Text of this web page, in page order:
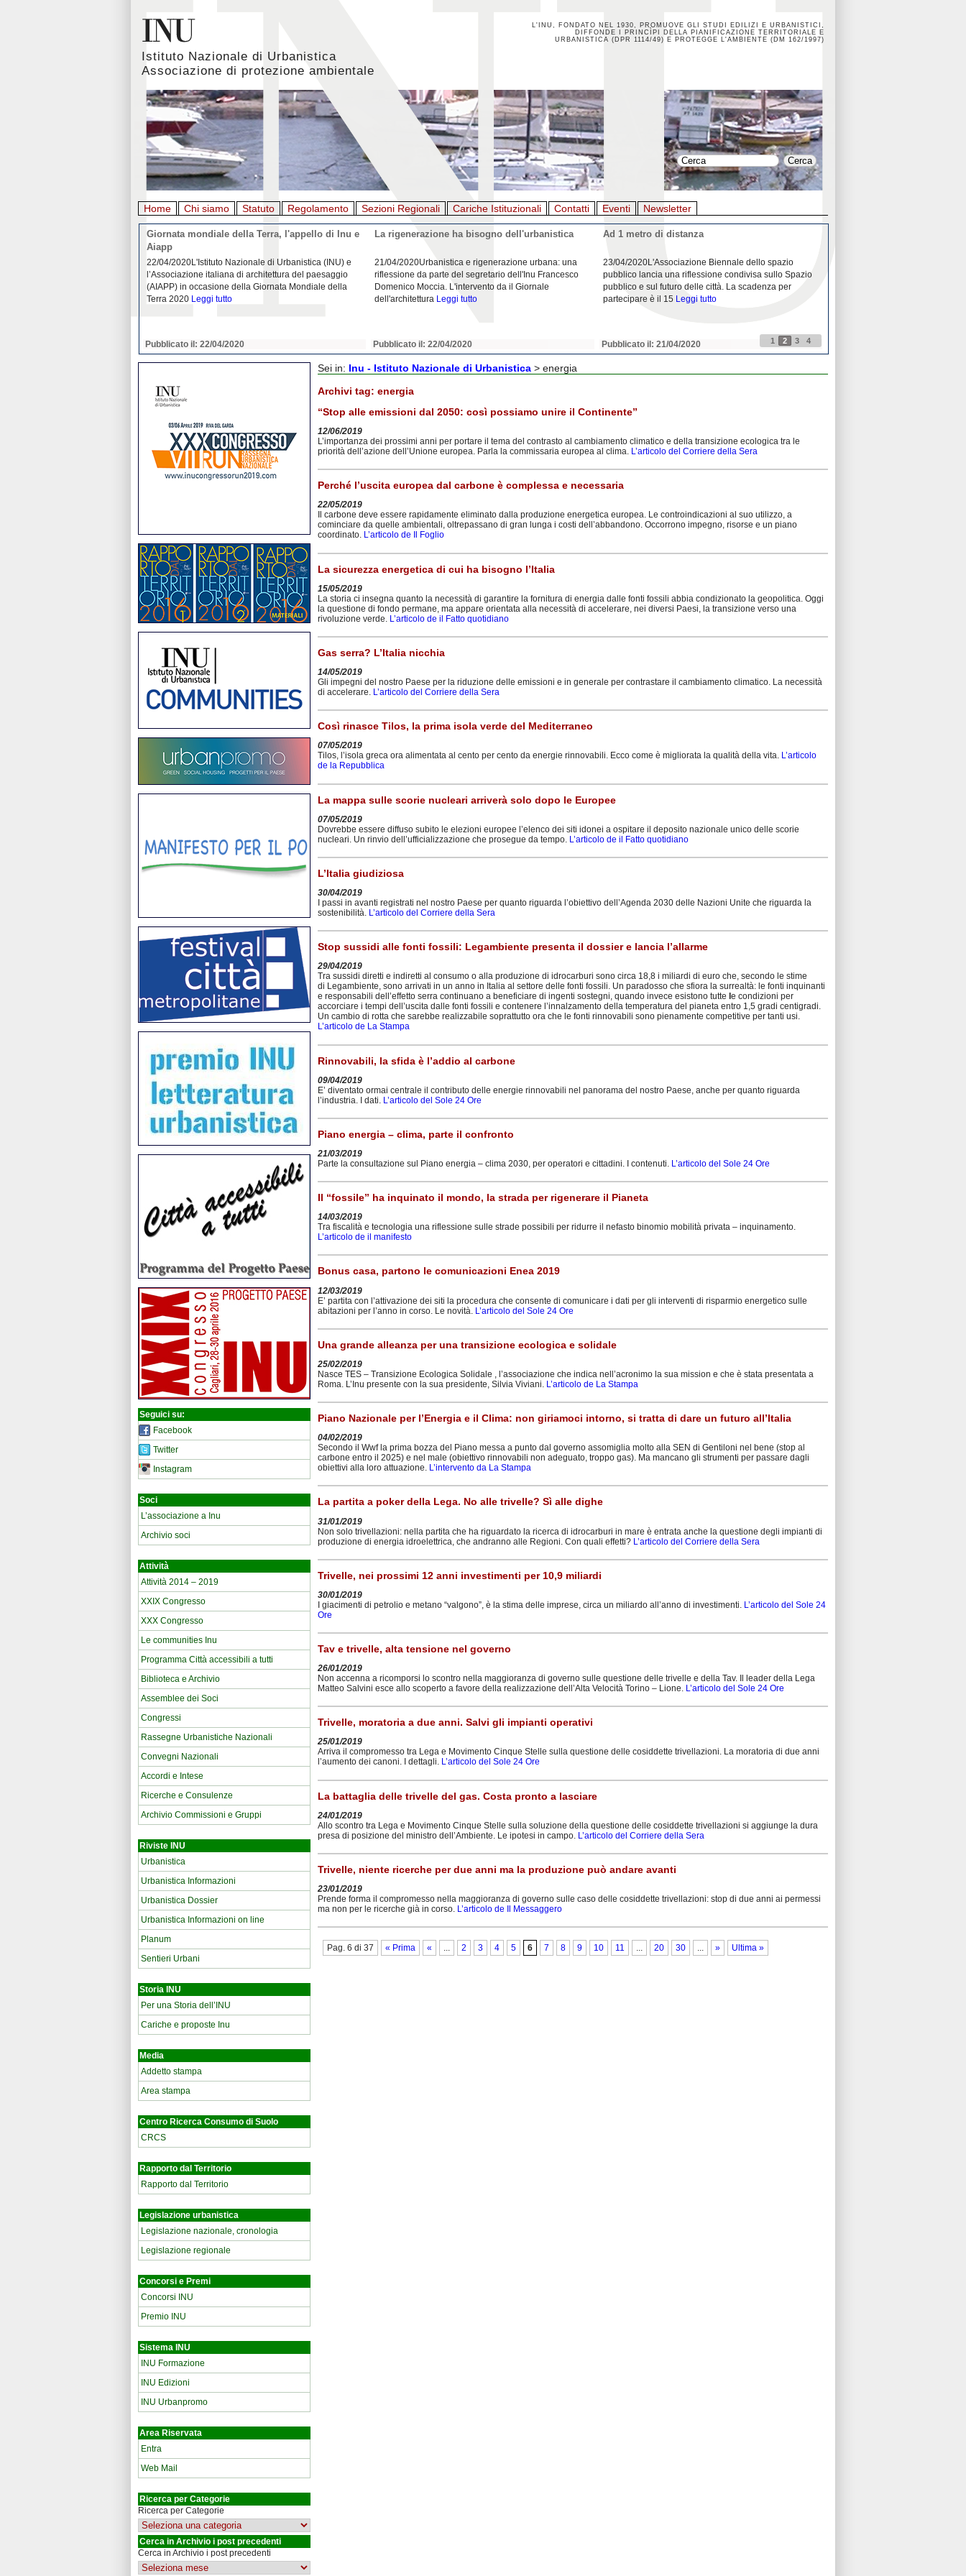
Istituto Nazionale di Urbanistica
Associazione di protezione ambientale
L'INU, FONDATO NEL 1930, PROMUOVE GLI STUDI EDILIZI E URBANISTICI,
DIFFONDE I PRINCÌPI DELLA PIANIFICAZIONE TERRITORIALE E
URBANISTICA (DPR 1114/49) E PROTEGGE L'AMBIENTE (DM 162/1997)
Home Chi siamo Statuto Regolamento Sezioni Regionali Cariche Istituzionali Contatti Eventi Newsletter
Giornata mondiale della Terra, l'appello di Inu e
Aiapp
22/04/2020L'Istituto Nazionale di Urbanistica (INU) e
l’Associazione italiana di architettura del paesaggio
(AIAPP) in occasione della Giornata Mondiale della
Terra 2020 Leggi tutto
Pubblicato il: 22/04/2020
La rigenerazione ha bisogno dell'urbanistica
21/04/2020Urbanistica e rigenerazione urbana: una
riflessione da parte del segretario dell'Inu Francesco
Domenico Moccia. L'intervento da il Giornale
dell'architettura Leggi tutto
Pubblicato il: 22/04/2020
Ad 1 metro di distanza
23/04/2020L'Associazione Biennale dello spazio
pubblico lancia una riflessione condivisa sullo Spazio
pubblico e sul futuro delle città. La scadenza per
partecipare è il 15 Leggi tutto
Pubblicato il: 21/04/2020 1 2 3 4
Seguici su:
Facebook
Twitter
Instagram
Soci
L’associazione a Inu
Archivio soci
Attività
Attività 2014 – 2019
XXIX Congresso
XXX Congresso
Le communities Inu
Programma Città accessibili a tutti
Biblioteca e Archivio
Assemblee dei Soci
Congressi
Rassegne Urbanistiche Nazionali
Convegni Nazionali
Accordi e Intese
Ricerche e Consulenze
Archivio Commissioni e Gruppi
Riviste INU
Urbanistica
Urbanistica Informazioni
Urbanistica Dossier
Urbanistica Informazioni on line
Planum
Sentieri Urbani
Storia INU
Per una Storia dell’INU
Cariche e proposte Inu
Media
Addetto stampa
Area stampa
Centro Ricerca Consumo di Suolo
CRCS
Rapporto dal Territorio
Rapporto dal Territorio
Legislazione urbanistica
Legislazione nazionale, cronologia
Legislazione regionale
Concorsi e Premi
Concorsi INU
Premio INU
Sistema INU
INU Formazione
INU Edizioni
INU Urbanpromo
Area Riservata
Entra
Web Mail
Ricerca per Categorie
Ricerca per Categorie
Cerca in Archivio i post precedenti
Cerca in Archivio i post precedenti
Sei in: Inu - Istituto Nazionale di Urbanistica > energia
Archivi tag: energia
“Stop alle emissioni dal 2050: così possiamo unire il Continente”
12/06/2019
L’importanza dei prossimi anni per portare il tema del contrasto al cambiamento climatico e della transizione ecologica tra le
priorità dell’azione dell’Unione europea. Parla la commissaria europea al clima. L’articolo del Corriere della Sera
Perché l’uscita europea dal carbone è complessa e necessaria
22/05/2019
Il carbone deve essere rapidamente eliminato dalla produzione energetica europea. Le controindicazioni al suo utilizzo, a
cominciare da quelle ambientali, oltrepassano di gran lunga i costi dell’abbandono. Occorrono impegno, risorse e un piano
coordinato. L’articolo de Il Foglio
La sicurezza energetica di cui ha bisogno l’Italia
15/05/2019
La storia ci insegna quanto la necessità di garantire la fornitura di energia dalle fonti fossili abbia condizionato la geopolitica. Oggi
la questione di fondo permane, ma appare orientata alla necessità di accelerare, nei diversi Paesi, la transizione verso una
rivoluzione verde. L’articolo de il Fatto quotidiano
Gas serra? L’Italia nicchia
14/05/2019
Gli impegni del nostro Paese per la riduzione delle emissioni e in generale per contrastare il cambiamento climatico. La necessità
di accelerare. L’articolo del Corriere della Sera
Così rinasce Tilos, la prima isola verde del Mediterraneo
07/05/2019
Tilos, l’isola greca ora alimentata al cento per cento da energie rinnovabili. Ecco come è migliorata la qualità della vita. L’articolo
de la Repubblica
La mappa sulle scorie nucleari arriverà solo dopo le Europee
07/05/2019
Dovrebbe essere diffuso subito le elezioni europee l’elenco dei siti idonei a ospitare il deposito nazionale unico delle scorie
nucleari. Un rinvio dell’ufficializzazione che prosegue da tempo. L’articolo de il Fatto quotidiano
L’Italia giudiziosa
30/04/2019
I passi in avanti registrati nel nostro Paese per quanto riguarda l’obiettivo dell’Agenda 2030 delle Nazioni Unite che riguarda la
sostenibilità. L’articolo del Corriere della Sera
Stop sussidi alle fonti fossili: Legambiente presenta il dossier e lancia l’allarme
29/04/2019
Tra sussidi diretti e indiretti al consumo o alla produzione di idrocarburi sono circa 18,8 i miliardi di euro che, secondo le stime
di Legambiente, sono arrivati in un anno in Italia al settore delle fonti fossili. Un paradosso che sfiora la surrealtà: le fonti inquinanti
e responsabili dell’effetto serra continuano a beneficiare di ingenti sostegni, quando invece esistono tutte e condizioni per
accorciare i tempi dell’uscita dalle fonti fossili e contenere l’innalzamento della temperatura del pianeta entro 1,5 gradi centigradi.
Un cambio di rotta che sarebbe realizzabile soprattutto ora che le fonti rinnovabili sono pienamente competitive per tanti usi.
L’articolo de La Stampa
Rinnovabili, la sfida è l’addio al carbone
09/04/2019
E’ diventato ormai centrale il contributo delle energie rinnovabili nel panorama del nostro Paese, anche per quanto riguarda
l’industria. I dati. L’articolo del Sole 24 Ore
Piano energia – clima, parte il confronto
21/03/2019
Parte la consultazione sul Piano energia – clima 2030, per operatori e cittadini. I contenuti. L’articolo del Sole 24 Ore
Il “fossile” ha inquinato il mondo, la strada per rigenerare il Pianeta
14/03/2019
Tra fiscalità e tecnologia una riflessione sulle strade possibili per ridurre il nefasto binomio mobilità privata – inquinamento.
L’articolo de il manifesto
Bonus casa, partono le comunicazioni Enea 2019
12/03/2019
E’ partita con l’attivazione dei siti la procedura che consente di comunicare i dati per gli interventi di risparmio energetico sulle
abitazioni per l’anno in corso. Le novità. L’articolo del Sole 24 Ore
Una grande alleanza per una transizione ecologica e solidale
25/02/2019
Nasce TES – Transizione Ecologica Solidale , l’associazione che indica nell’acronimo la sua mission e che è stata presentata a
Roma. L’Inu presente con la sua presidente, Silvia Viviani. L’articolo de La Stampa
Piano Nazionale per l’Energia e il Clima: non giriamoci intorno, si tratta di dare un futuro all’Italia
04/02/2019
Secondo il Wwf la prima bozza del Piano messa a punto dal governo assomiglia molto alla SEN di Gentiloni nel bene (stop al
carbone entro il 2025) e nel male (obiettivo rinnovabili non adeguato, troppo gas). Ma mancano gli strumenti per passare dagli
obiettivi alla loro attuazione. L’intervento da La Stampa
La partita a poker della Lega. No alle trivelle? Sì alle dighe
31/01/2019
Non solo trivellazioni: nella partita che ha riguardato la ricerca di idrocarburi in mare è entrata anche la questione degli impianti di
produzione di energia idroelettrica, che andranno alle Regioni. Con quali effetti? L’articolo del Corriere della Sera
Trivelle, nei prossimi 12 anni investimenti per 10,9 miliardi
30/01/2019
I giacimenti di petrolio e metano “valgono”, è la stima delle imprese, circa un miliardo all’anno di investimenti. L’articolo del Sole 24
Ore
Tav e trivelle, alta tensione nel governo
26/01/2019
Non accenna a ricomporsi lo scontro nella maggioranza di governo sulle questione delle trivelle e della Tav. Il leader della Lega
Matteo Salvini esce allo scoperto a favore della realizzazione dell’Alta Velocità Torino – Lione. L’articolo del Sole 24 Ore
Trivelle, moratoria a due anni. Salvi gli impianti operativi
25/01/2019
Arriva il compromesso tra Lega e Movimento Cinque Stelle sulla questione delle cosiddette trivellazioni. La moratoria di due anni
l’aumento dei canoni. I dettagli. L’articolo del Sole 24 Ore
La battaglia delle trivelle del gas. Costa pronto a lasciare
24/01/2019
Allo scontro tra Lega e Movimento Cinque Stelle sulla soluzione della questione delle cosiddette trivellazioni si aggiunge la dura
presa di posizione del ministro dell’Ambiente. Le ipotesi in campo. L’articolo del Corriere della Sera
Trivelle, niente ricerche per due anni ma la produzione può andare avanti
23/01/2019
Prende forma il compromesso nella maggioranza di governo sulle caso delle cosiddette trivellazioni: stop di due anni ai permessi
ma non per le ricerche già in corso. L’articolo de Il Messaggero
Pag. 6 di 37 « Prima « ... 2 3 4 5 6 7 8 9 10 11 ... 20 30 ... » Ultima »